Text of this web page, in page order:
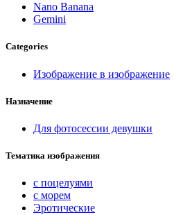
Nano Banana
Gemini
Categories
Изображение в изображение
Назначение
Для фотосессии девушки
Тематика изображения
с поцелуями
с морем
Эротические